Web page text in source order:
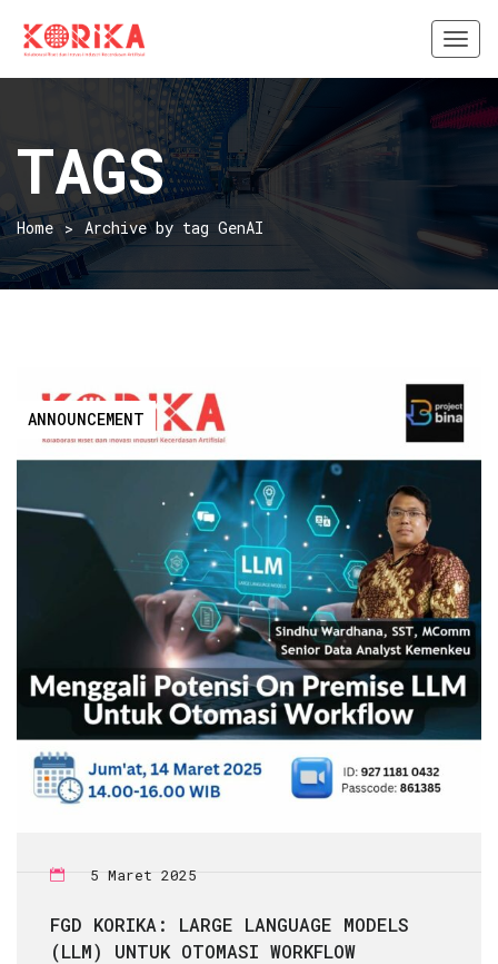
TAGS
Home Archive by tag GenAI
ANNOUNCEMENT
5 Maret 2025
FGD KORIKA: LARGE LANGUAGE MODELS
(LLM) UNTUK OTOMASI WORKFLOW